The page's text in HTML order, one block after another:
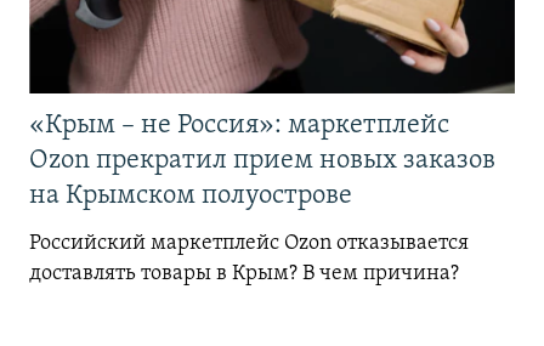
«Крым – не Россия»: маркетплейс
Ozon прекратил прием новых заказов
на Крымском полуострове
Российский маркетплейс Ozon отказывается
доставлять товары в Крым? В чем причина?